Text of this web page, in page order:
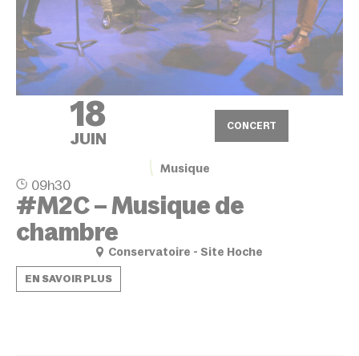
18
JUIN
CONCERT
Musique
09h30
#M2C – Musique de
chambre
Conservatoire - Site Hoche
EN SAVOIR PLUS